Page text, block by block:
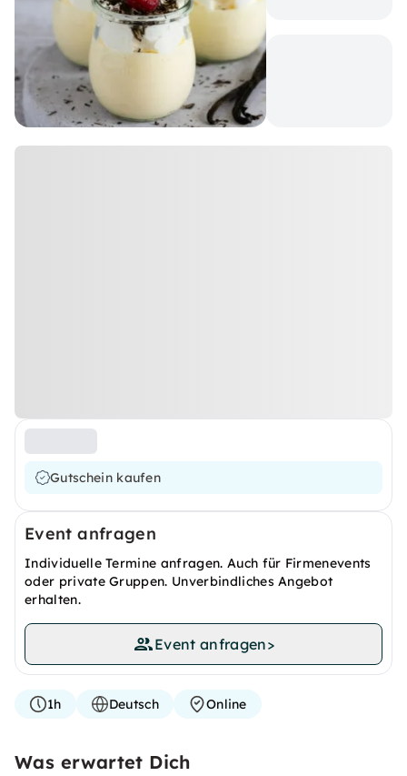
Gutschein kaufen
Event anfragen
Individuelle Termine anfragen. Auch für Firmenevents
oder private Gruppen. Unverbindliches Angebot
erhalten.
Event anfragen>
1h Deutsch Online
Was erwartet Dich